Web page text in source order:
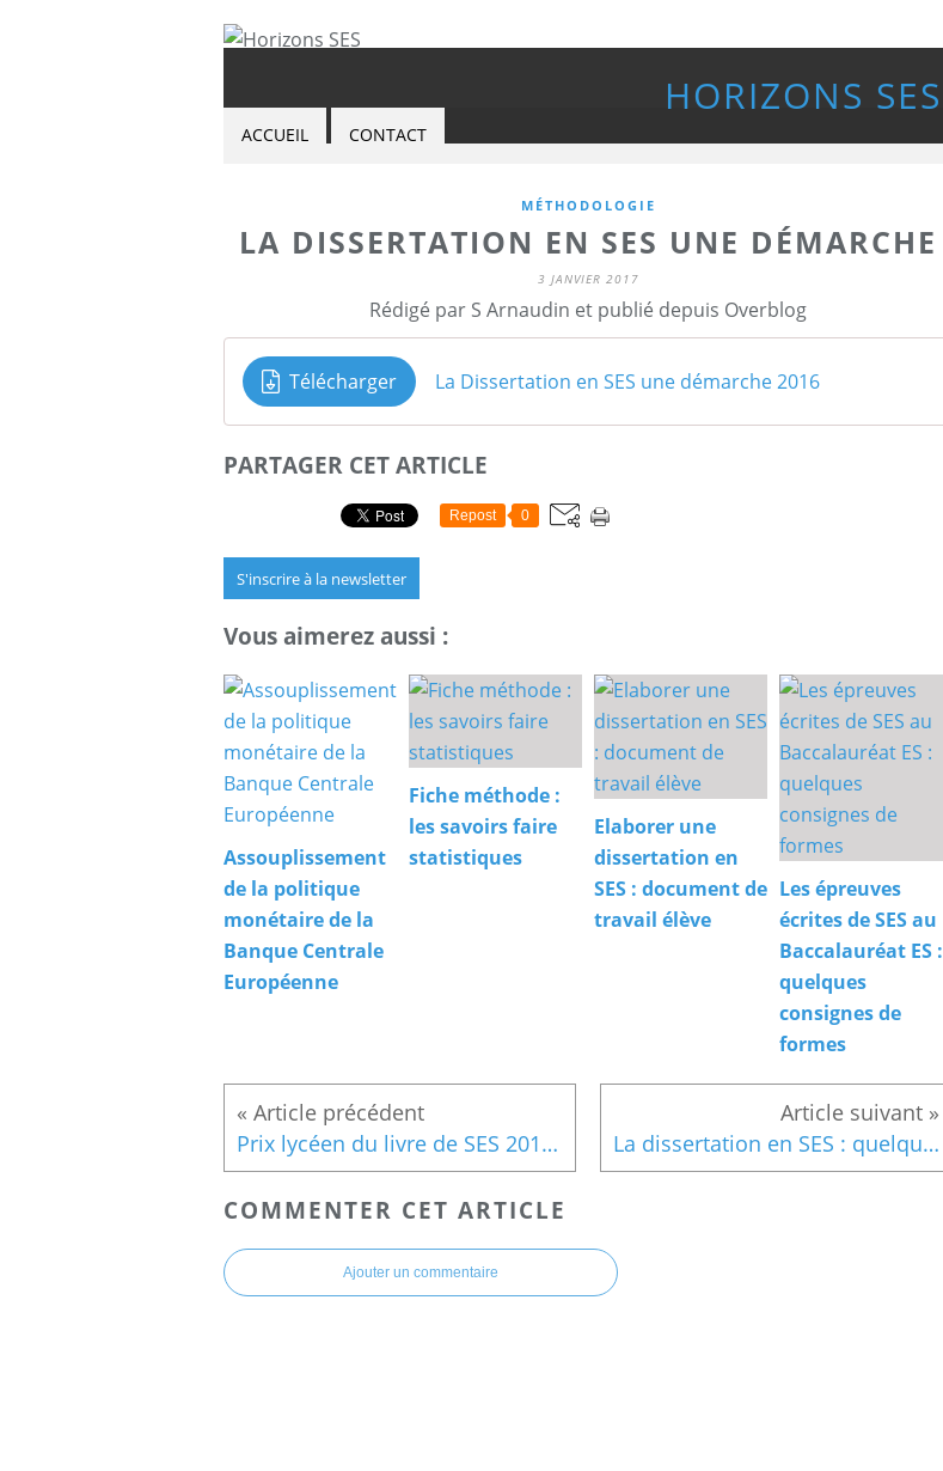
HORIZONS SES
ACCUEIL CONTACT
MÉTHODOLOGIE
LA DISSERTATION EN SES UNE DÉMARCHE
3 JANVIER 2017
Rédigé par S Arnaudin et publié depuis Overblog
Télécharger La Dissertation en SES une démarche 2016
PARTAGER CET ARTICLE
Repost 0
S'inscrire à la newsletter
Vous aimerez aussi :
Assouplissement
de la politique
monétaire de la
Banque Centrale
Européenne
Fiche méthode :
les savoirs faire
statistiques
Elaborer une
dissertation en
SES : document de
travail élève
Les épreuves
écrites de SES au
Baccalauréat ES :
quelques
consignes de
formes
Prix lycéen du livre de SES 2017 L'école qui classe J Cayouette-Remblière La dissertation en SES : quelques points de méthode
COMMENTER CET ARTICLE
Ajouter un commentaire